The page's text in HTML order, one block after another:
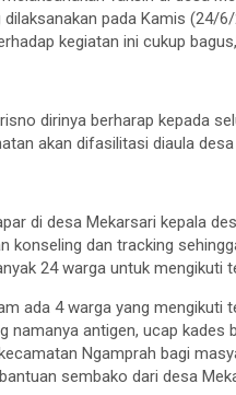
pada Kamis (24/
kegiatan ini cukup
dirinya berharap kepada
akan difasilitasi diaula
di desa Mekarsari kepala
konseling dan tracking
24 warga untuk mengikuti
ada 4 warga yang
namanya antigen, ucap
Ngamprah bagi
sembako dari desa